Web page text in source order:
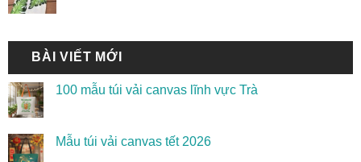
BÀI VIẾT MỚI
100 mẫu túi vải canvas lĩnh vực Trà
Mẫu túi vải canvas tết 2026